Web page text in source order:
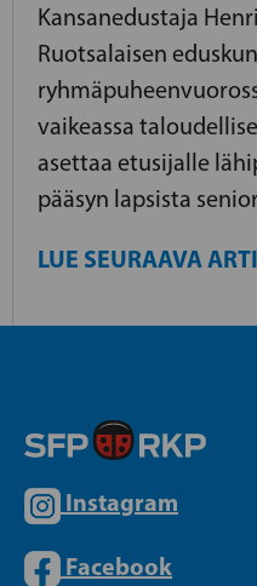
Kansanedustaja
Ruotsalaisen
vaikeassa
asettaa etusijalle
pääsyn lapsista
LUE SEURAAVA
Instagram
Facebook